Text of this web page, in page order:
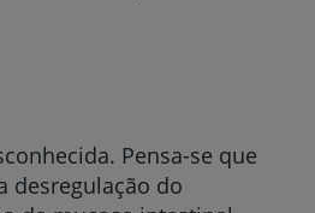
Pensa-se que
desregulação do